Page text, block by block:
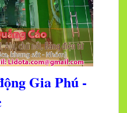
Gia Phú -